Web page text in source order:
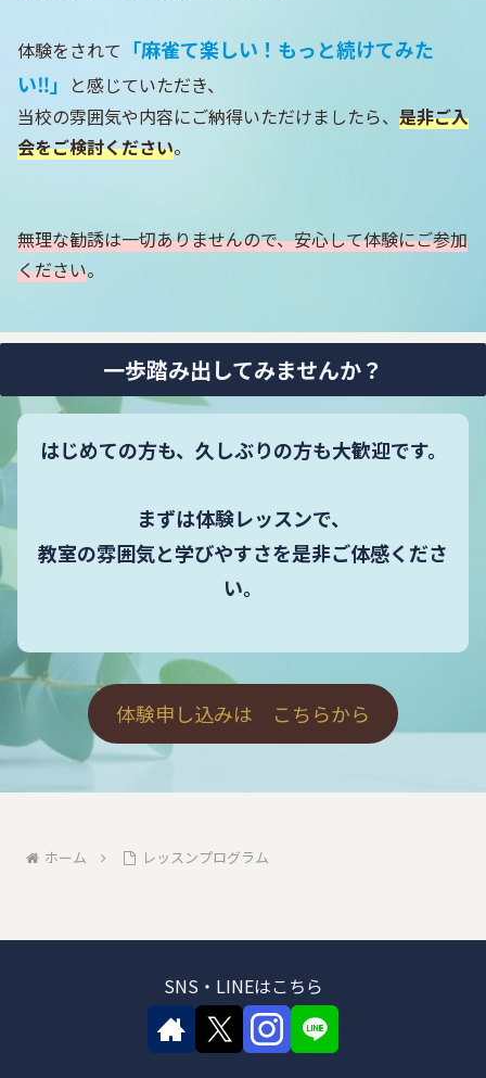
体験をされて 「麻雀て楽しい！もっと続けてみた
い‼」 と感じていただき、
当校の雰囲気や内容にご納得いただけましたら、 是非ご入
会をご検討ください。
無理な勧誘は一切ありませんので、安心して体験にご参加
ください。
一歩踏み出してみませんか？
はじめての方も、久しぶりの方も大歓迎です。
まずは体験レッスンで、
教室の雰囲気と学びやすさを是非ご体感くださ
い。
体験申し込みは こちらから
ホーム レッスンプログラム
SNS・LINEはこちら